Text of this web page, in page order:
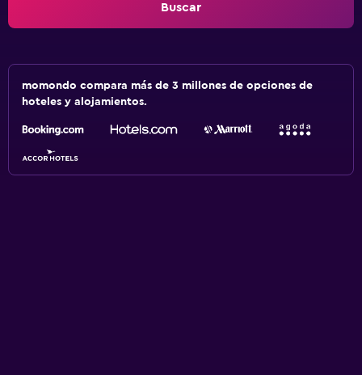
Buscar
momondo compara más de 3 millones de opciones de
hoteles y alojamientos.